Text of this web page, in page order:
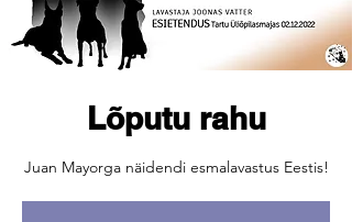
Lõputu rahu
Juan Mayorga näidendi esmalavastus Eestis!